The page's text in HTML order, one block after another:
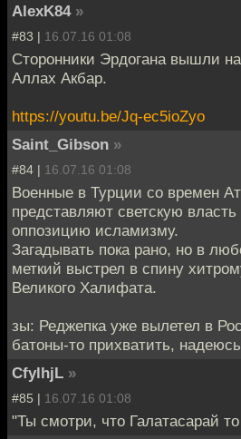
AlexK84 »
#83 | 16.07.16 01:08
Сторонники Эрдогана вышли
Аллах Акбар.
https://youtu.be/Jq-ec5ioZyo
Saint_Gibson »
#84 | 16.07.16 01:08
Военные в Турции со времен
представляют светскую
оппозицию исламизму.
Загадывать пока рано, но в
меткий выстрел в спину
Великого Халифата.
зы: Реджепка уже вылетел в
батоны-то прихватить,
CfylhjL »
#85 | 16.07.16 01:08
"Ты смотри, что Галатасарай